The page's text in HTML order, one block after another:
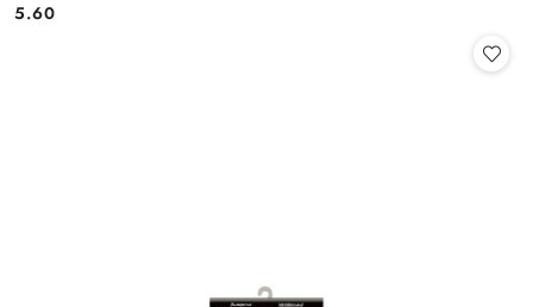
Cena:
5.60